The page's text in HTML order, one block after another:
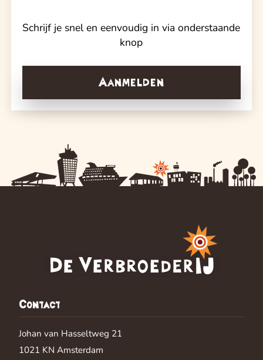
Schrijf je snel en eenvoudig in via onderstaande
knop
Aanmelden
Contact
Johan van Hasseltweg 21
1021 KN Amsterdam